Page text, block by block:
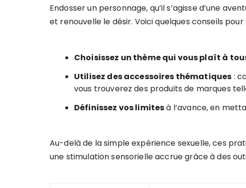
Endosser un personnage, qu’il s’agisse d’une
et renouvelle le désir. Voici quelques conseils pour
Choisissez un thème qui vous plaît à
Utilisez des accessoires thématiques :
vous trouverez des produits de marques
Définissez vos limitesà l’avance, en
Au-delà de la simple expérience sexuelle, ces
une stimulation sensorielle accrue grâce à des